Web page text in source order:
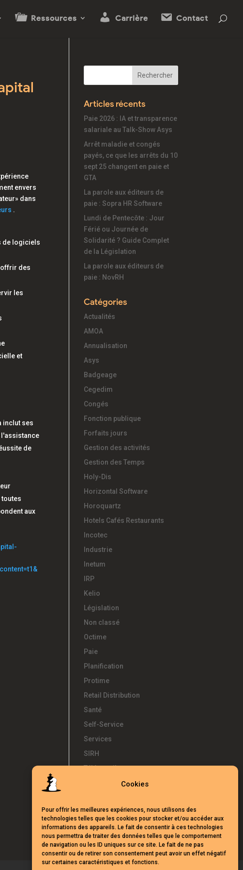
Cookies
Pour offrir les meilleures expériences, nous utilisons des
technologies telles que les cookies pour stocker et/ou accéder aux
informations des appareils. Le fait de consentir à ces technologies
nous permettra de traiter des données telles que le comportement
de navigation ou les ID uniques sur ce site. Le fait de ne pas
consentir ou de retirer son consentement peut avoir un effet négatif
sur certaines caractéristiques et fonctions.
Ressources Carrière Contact
envers
dans
.
de logiciels
offrir des
les
et
inclut ses
l'assistance
de
aux
Articles récents
Paie 2026 : IA et transparence
salariale au Talk-Show Asys
Arrêt maladie et congés
payés, ce que les arrêts du 10
sept 25 changent en paie et
GTA
La parole aux éditeurs de
paie : Sopra HR Software
Lundi de Pentecôte : Jour
Férié ou Journée de
Solidarité ? Guide Complet
de la Législation
La parole aux éditeurs de
paie : NovRH
Catégories
Actualités
AMOA
Annualisation
Asys
Badgeage
Cegedim
Congés
Fonction publique
Forfaits jours
Gestion des activités
Gestion des Temps
Holy-Dis
Horizontal Software
Horoquartz
Hotels Cafés Restaurants
Incotec
Industrie
Inetum
IRP
Kelio
Législation
Non classé
Octime
Paie
Planification
Protime
Retail Distribution
Santé
Self-Service
Services
SIRH
Télétravail
Témoignages
UKG
Webinars